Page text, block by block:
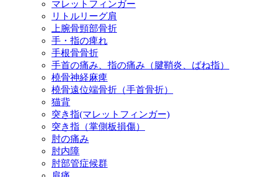
マレットフィンガー
リトルリーグ肩
上腕骨頸部骨折
手・指の痺れ
手根骨骨折
手首の痛み、指の痛み（腱鞘炎、ばね指）
橈骨神経麻痺
橈骨遠位端骨折（手首骨折）
猫背
突き指(マレットフィンガー)
突き指（掌側板損傷）
肘の痛み
肘内障
肘部管症候群